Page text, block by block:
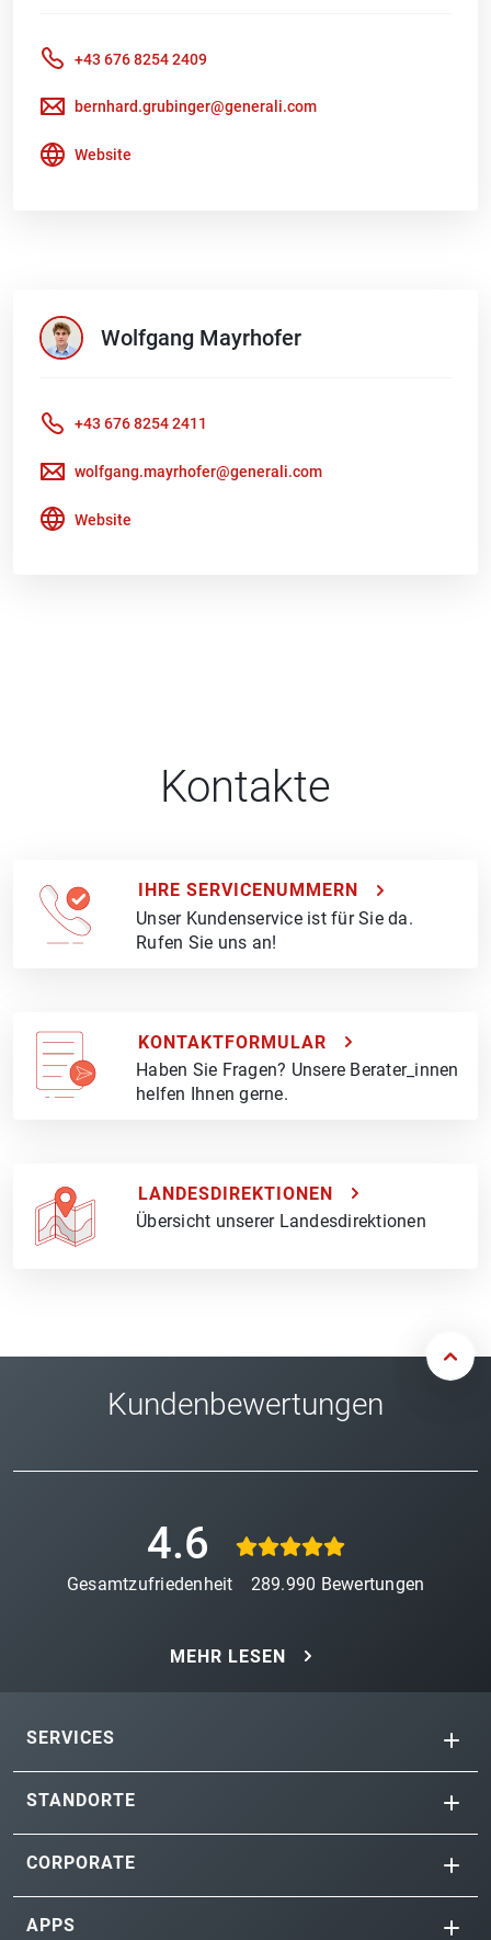
+43 676 8254 2409
bernhard.grubinger@generali.com
Website
Wolfgang Mayrhofer
+43 676 8254 2411
wolfgang.mayrhofer@generali.com
Website
Kontakte
IHRE SERVICENUMMERN
Unser Kundenservice ist für Sie da.
Rufen Sie uns an!
KONTAKTFORMULAR
Haben Sie Fragen? Unsere Berater_innen
helfen Ihnen gerne.
LANDESDIREKTIONEN
Übersicht unserer Landesdirektionen
Kundenbewertungen
4.6
Gesamtzufriedenheit 289.990 Bewertungen
MEHR LESEN
SERVICES
STANDORTE
CORPORATE
APPS